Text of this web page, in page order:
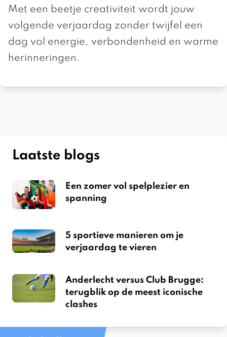
Met een beetje creativiteit wordt jouw
volgende verjaardag zonder twijfel een
dag vol energie, verbondenheid en warme
herinneringen.
Laatste blogs
Een zomer vol spelplezier en
spanning
5 sportieve manieren om je
verjaardag te vieren
Anderlecht versus Club Brugge:
terugblik op de meest iconische
clashes